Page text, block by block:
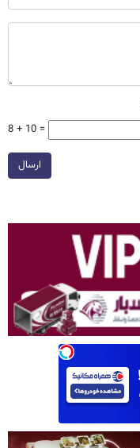
8 + 10 =
ارسال